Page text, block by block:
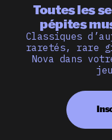
Toutes les
pépites
Classiques
raretés, rare
Nova dans